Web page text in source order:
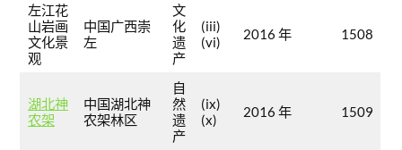
左江花
山岩画
文化景
观
中国广西崇
左
文
化
遗
产
(iii)
(vi)
2016 年 1508
湖北神
农架
中国湖北神
农架林区
自
然
遗
产
(ix)
(x)
2016 年 1509